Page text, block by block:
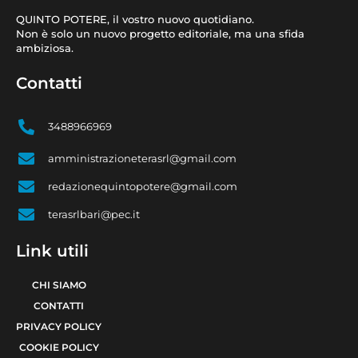
QUINTO POTERE, il vostro nuovo quotidiano.
Non è solo un nuovo progetto editoriale, ma una sfida
ambiziosa.
Contatti
3488966969
amministrazioneterasrl@gmail.com
redazionequintopotere@gmail.com
terasrlbari@pec.it
Link utili
CHI SIAMO
CONTATTI
PRIVACY POLICY
COOKIE POLICY